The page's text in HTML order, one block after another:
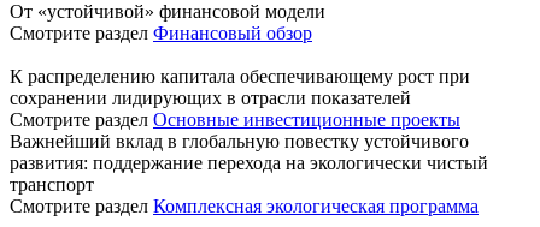
От «устойчивой» финансовой модели
Смотрите раздел Финансовый обзор
К распределению капитала обеспечивающему рост при
сохранении лидирующих в отрасли показателей
Смотрите раздел Основные инвестиционные проекты
Важнейший вклад в глобальную повестку устойчивого
развития: поддержание перехода на экологически чистый
транспорт
Смотрите раздел Комплексная экологическая программа